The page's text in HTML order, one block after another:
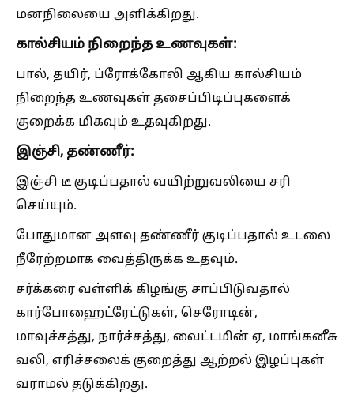
மனநிலையை அளிக்கிறது.
கால்சியம் நிறைந்த உணவுகள்:
பால், தயிர், ப்ரோக்கோலி ஆகிய கால்சியம்
நிறைந்த உணவுகள் தசைப்பிடிப்புகளைக்
குறைக்க மிகவும் உதவுகிறது.
இஞ்சி, தண்ணீர்:
இஞ்சி டீ குடிப்பதால் வயிற்றுவலியை சரி
செய்யும்.
போதுமான அளவு தண்ணீர் குடிப்பதால் உடலை
நீரேற்றமாக வைத்திருக்க உதவும்.
சர்க்கரை வள்ளிக் கிழங்கு சாப்பிடுவதால்
கார்போஹைட்ரேட்டுகள், செரோடின்,
மாவுச்சத்து, நார்ச்சத்து, வைட்டமின் ஏ, மாங்கனீசு
வலி, எரிச்சலைக் குறைத்து ஆற்றல் இழப்புகள்
வராமல் தடுக்கிறது.